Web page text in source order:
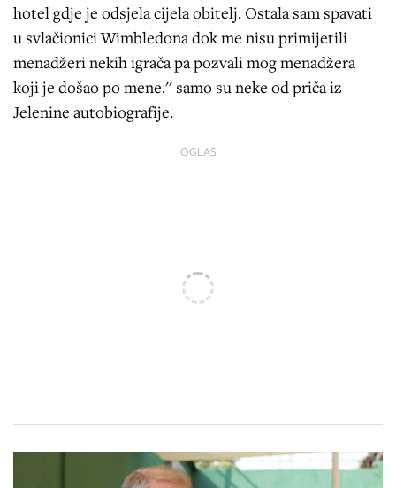
hotel gdje je odsjela cijela obitelj. Ostala sam spavati
u svlačionici Wimbledona dok me nisu primijetili
menadžeri nekih igrača pa pozvali mog menadžera
koji je došao po mene.'' samo su neke od priča iz
Jelenine autobiografije.
OGLAS